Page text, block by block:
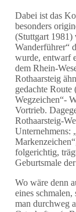
Dabei ist das
besonders
(Stuttgart 1981)
Wanderführer“
wurde, entwarf
dem Rhein-
Rothaarsteig
gedachte Route
Wegzeichen“-
Vortrieb.
Rothaarsteig-
Unternehmens:
folgerichtig,
Geburtsmale
Wo wäre denn
eines
man durchweg